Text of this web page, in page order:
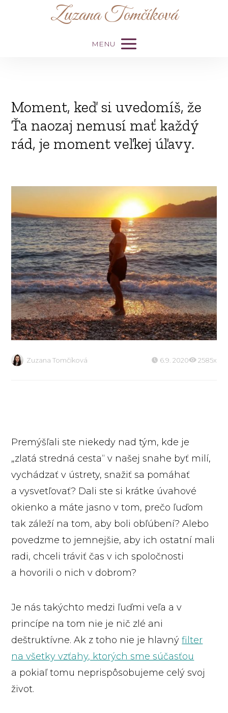
Zuzana Tomčíková
MENU
Moment, keď si uvedomíš, že
Ťa naozaj nemusí mať každý
rád, je moment veľkej úľavy.
Zuzana Tomčíková 6.9. 2020 2585x
Premýšľali ste niekedy nad tým, kde je
„zlatá stredná cesta“ v našej snahe byť milí,
vychádzať v ústrety, snažiť sa pomáhať
a vysvetľovať? Dali ste si krátke úvahové
okienko a máte jasno v tom, prečo ľuďom
tak záleží na tom, aby boli obľúbení? Alebo
povedzme to jemnejšie, aby ich ostatní mali
radi, chceli tráviť čas v ich spoločnosti
a hovorili o nich v dobrom?
Je nás takýchto medzi ľuďmi veľa a v
princípe na tom nie je nič zlé ani
deštruktívne. Ak z toho nie je hlavnýfilter
na všetky vzťahy, ktorých sme súčasťou
a pokiaľ tomu neprispôsobujeme celý svoj
život.